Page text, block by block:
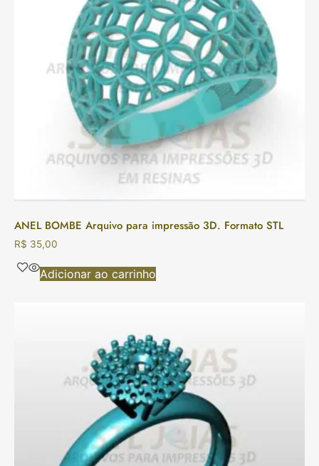
ANEL BOMBE Arquivo para impressão 3D. Formato STL
R$ 35,00
Adicionar ao carrinho